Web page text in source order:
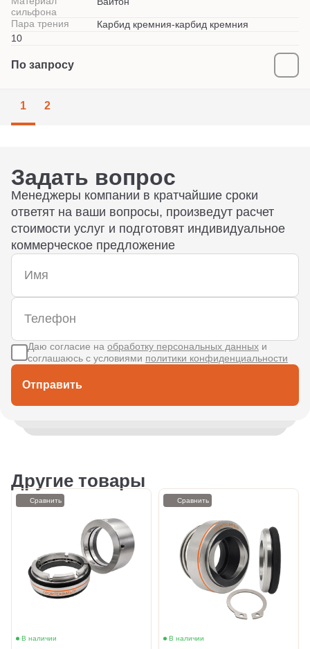
сильфона
Пара трения
Карбид кремния-карбид кремния
10
По запросу
1 2
Задать вопрос
Менеджеры компании в кратчайшие сроки
ответят на ваши вопросы, произведут расчет
стоимости услуг и подготовят индивидуальное
коммерческое предложение
Отправить
Даю согласие на обработку персональных данных и
соглашаюсь с условиями политики конфиденциальности
Другие товары
В наличии
Сравнить
В наличии
Сравнить